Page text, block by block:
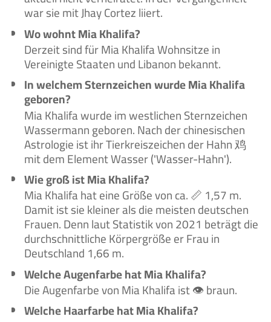
war sie mit Jhay Cortez liiert.
Wo wohnt Mia Khalifa?
Derzeit sind für Mia Khalifa Wohnsitze in
Vereinigte Staaten und Libanon bekannt.
In welchem Sternzeichen wurde Mia Khalifa
geboren?
Mia Khalifa wurde im westlichen Sternzeichen
Wassermann geboren. Nach der chinesischen
Astrologie ist ihr Tierkreiszeichen der Hahn 鸡
mit dem Element Wasser ('Wasser-Hahn').
Wie groß ist Mia Khalifa?
Mia Khalifa hat eine Größe von ca. 📏 1,57 m.
Damit ist sie kleiner als die meisten deutschen
Frauen. Denn laut Statistik von 2021 beträgt die
durchschnittliche Körpergröße er Frau in
Deutschland 1,66 m.
Welche Augenfarbe hat Mia Khalifa?
Die Augenfarbe von Mia Khalifa ist 👁️ braun.
Welche Haarfarbe hat Mia Khalifa?